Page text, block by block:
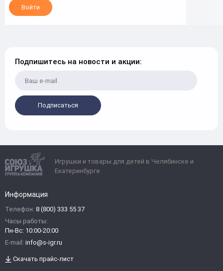
Войти
Подпишитесь на новости и акции:
Подписаться
Игрушки и товары для детей в Челябинске и
Екатеринбурге
Информация
Телефон: 8 (800) 333 55 37
Часы работы:
Пн-Вс: 10:00-20:00
E-mail: info@s-igr.ru
Скачать прайс-лист